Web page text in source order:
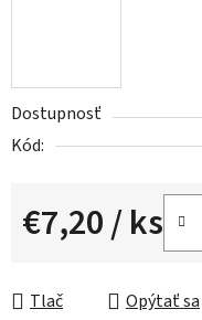
Dostupnosť
Kód:
€7,20/ ks
Tlač Opýtať sa